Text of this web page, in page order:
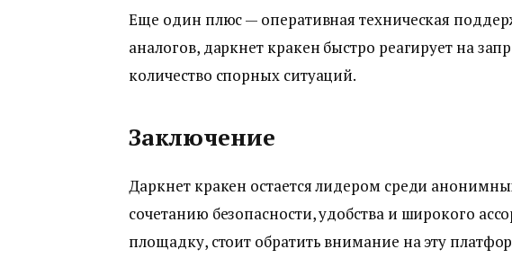
Еще один плюс — оперативная техническая
аналогов, даркнет кракен быстро реагирует на
количество спорных ситуаций.
Заключение
Даркнет кракен остается лидером среди
сочетанию безопасности, удобства и широкого
площадку, стоит обратить внимание на эту